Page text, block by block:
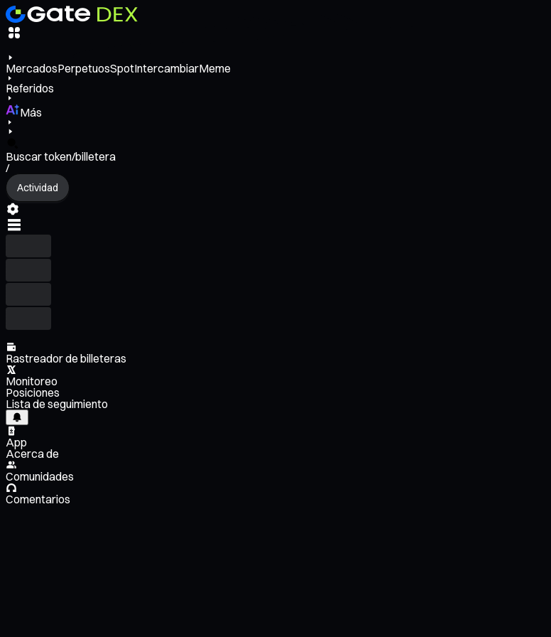
MercadosPerpetuosSpotIntercambiarMeme
Referidos
Más
Buscar token/billetera
/
Actividad
Rastreador de billeteras
Monitoreo
Posiciones
Lista de seguimiento
App
Acerca de
Comunidades
Comentarios